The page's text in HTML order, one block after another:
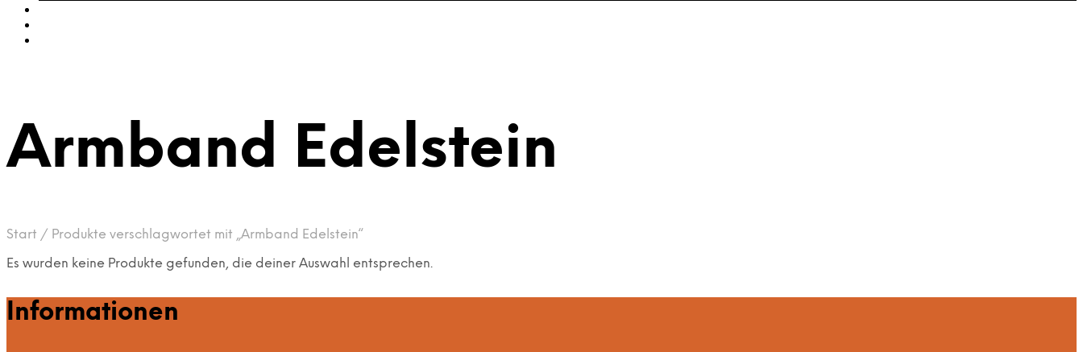
Armband Edelstein
Start / Produkte verschlagwortet mit „Armband Edelstein“
Es wurden keine Produkte gefunden, die deiner Auswahl entsprechen.
Informationen